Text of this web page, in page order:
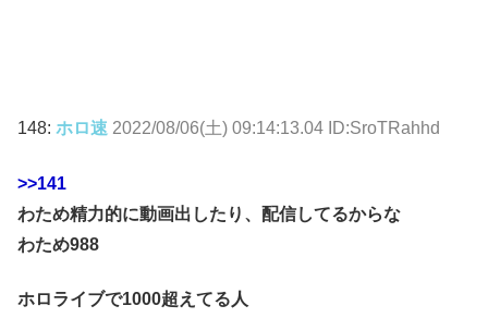
148: ホロ速 2022/08/06(土) 09:14:13.04 ID:SroTRahhd
>>141
わため精力的に動画出したり、配信してるからな
わため988
ホロライブで1000超えてる人